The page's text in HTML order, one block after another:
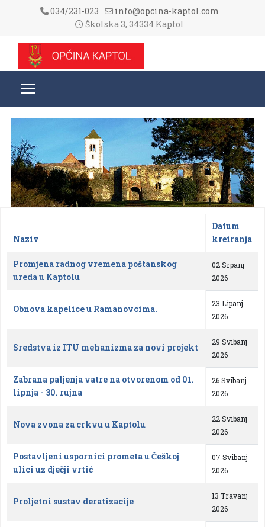
034/231-023
info@opcina-kaptol.com
Školska 3, 34334 Kaptol
Naziv
Datum
kreiranja
Promjena radnog vremena poštanskog
ureda u Kaptolu
02 Srpanj
2026
Obnova kapelice u Ramanovcima.
23 Lipanj
2026
Sredstva iz ITU mehanizma za novi projekt
29 Svibanj
2026
Zabrana paljenja vatre na otvorenom od 01.
lipnja - 30. rujna
26 Svibanj
2026
Nova zvona za crkvu u Kaptolu
22 Svibanj
2026
Postavljeni uspornici prometa u Češkoj
ulici uz dječji vrtić
07 Svibanj
2026
Proljetni sustav deratizacije
13 Travanj
2026